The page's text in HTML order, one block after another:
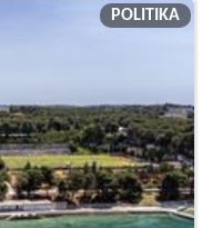
POLITIKA